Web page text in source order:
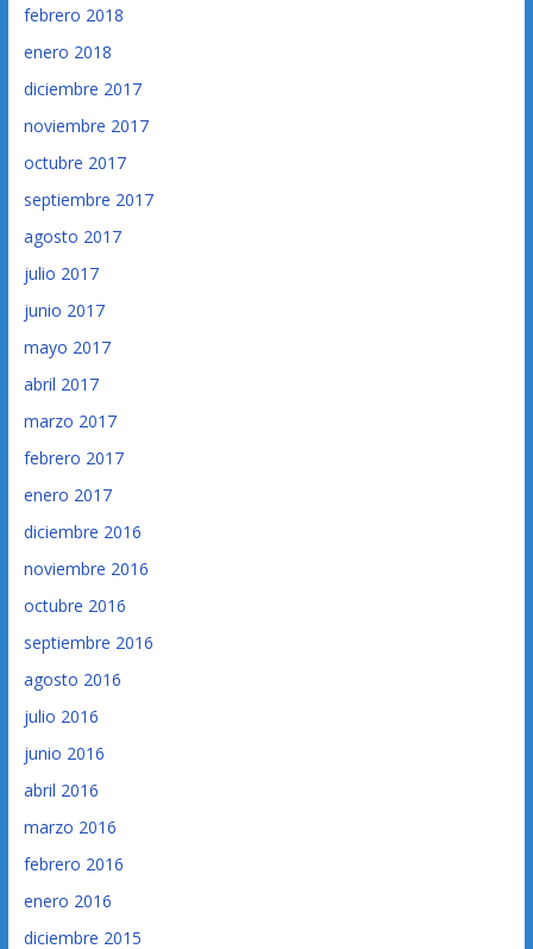
febrero 2018
enero 2018
diciembre 2017
noviembre 2017
octubre 2017
septiembre 2017
agosto 2017
julio 2017
junio 2017
mayo 2017
abril 2017
marzo 2017
febrero 2017
enero 2017
diciembre 2016
noviembre 2016
octubre 2016
septiembre 2016
agosto 2016
julio 2016
junio 2016
abril 2016
marzo 2016
febrero 2016
enero 2016
diciembre 2015